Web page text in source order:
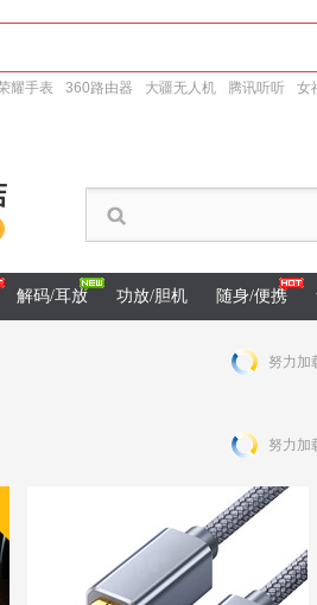
耀手表 360路由器 大疆无人机 腾讯听听 女
解码/耳放 功放/胆机 随身/便携
努力加
努力加